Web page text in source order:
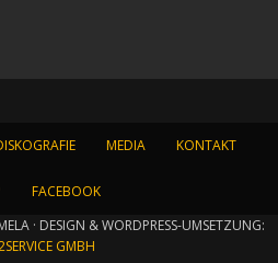
MEDIA KONTAKT
FACEBOOK
· DESIGN & WORDPRESS-UMSETZUNG:
GMBH